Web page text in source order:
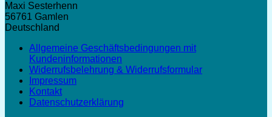
Maxi Sesterhenn
56761 Gamlen
Deutschland
Allgemeine Geschäftsbedingungen mit
Kundeninformationen
Widerrufsbelehrung & Widerrufsformular
Impressum
Kontakt
Datenschutzerklärung